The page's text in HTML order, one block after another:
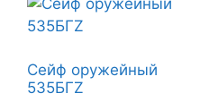
Сейф оружейный
535БГZ